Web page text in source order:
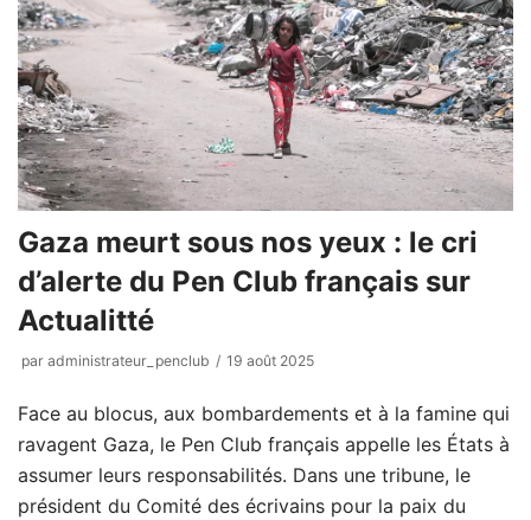
Gaza meurt sous nos yeux : le cri
d’alerte du Pen Club français sur
Actualitté
par administrateur_penclub 19 août 2025
Face au blocus, aux bombardements et à la famine qui
ravagent Gaza, le Pen Club français appelle les États à
assumer leurs responsabilités. Dans une tribune, le
président du Comité des écrivains pour la paix du